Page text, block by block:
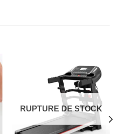
RUPTURE DE STOCK